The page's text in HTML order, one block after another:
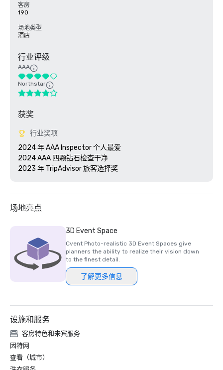
客房
190
场地类型
酒店
行业评级
AAA
Northstar
获奖
行业奖项
2024 年 AAA Inspector 个人最爱
2024 AAA 四颗钻石检查干净
2023 年 TripAdvisor 旅客选择奖
场地亮点
3D Event Space
Cvent Photo-realistic 3D Event Spaces give
planners the ability to realize their vision down
to the finest detail.
了解更多信息
设施和服务
客房特色和来宾服务
因特网
查看（城市）